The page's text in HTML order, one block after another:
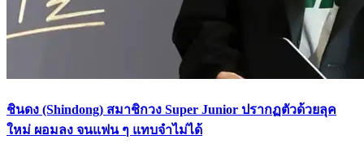
ชินดง (Shindong) สมาชิกวง Super Junior ปรากฏตัวด้วยลุค
ใหม่ ผอมลง จนแฟน ๆ แทบจำไม่ได้